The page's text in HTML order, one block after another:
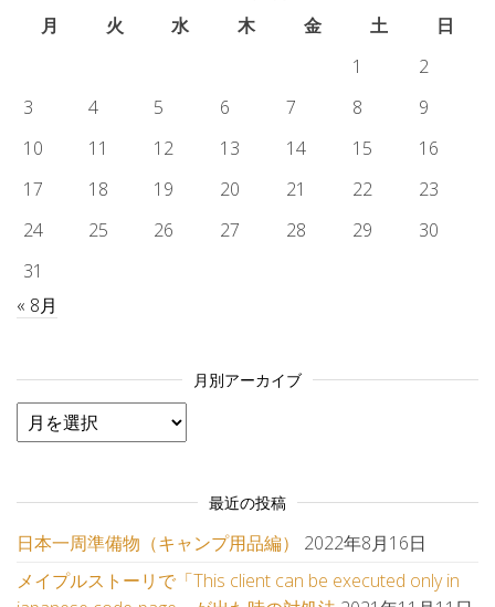
月
火 水 木 金 土
日
1
2
3
4 5 6 7 8
9
10
11 12 13 14 15
16
17
18 19 20 21 22
23
24
25 26 27 28 29
30
31
« 8月
月別アーカイブ
月別アーカイブ
最近の投稿
日本一周準備物（キャンプ用品編）
2022年8月16日
メイプルストーリで「This client can be executed only in